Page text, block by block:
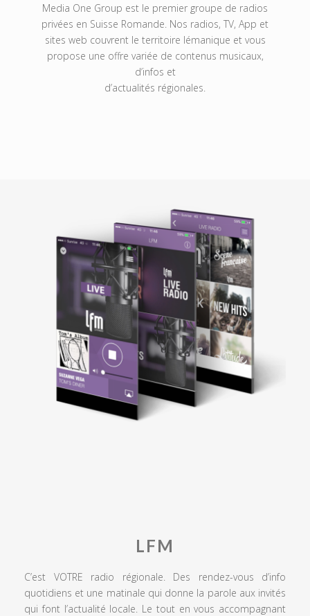
Media One Group est le premier groupe de radios
privées en Suisse Romande. Nos radios, TV, App et
sites web couvrent le territoire lémanique et vous
propose une offre variée de contenus musicaux,
d’infos et
d’actualités régionales.
LFM
C’est VOTRE radio régionale. Des rendez-vous d’info
quotidiens et une matinale qui donne la parole aux invités
qui font l’actualité locale. Le tout en vous accompagnant